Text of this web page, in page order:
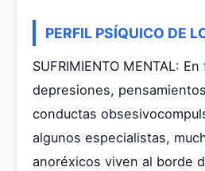
PERFIL PSÍQUICO DE
SUFRIMIENTO MENTAL:
depresiones,
conductas
algunos especialistas,
anoréxicos viven al borde